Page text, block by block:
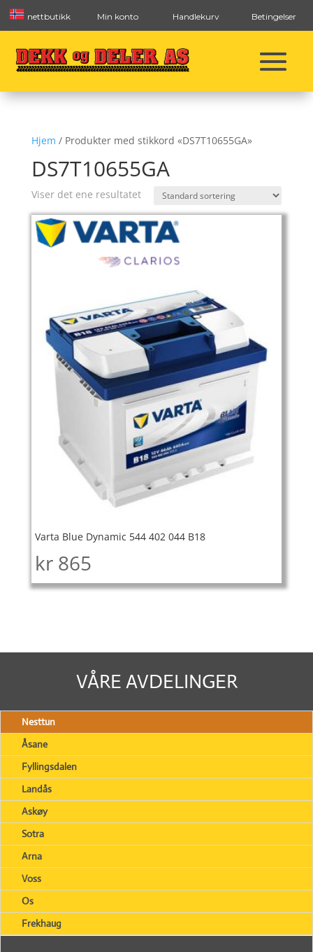
nettbutikk Min konto Handlekurv Betingelser
Hjem / Produkter med stikkord «DS7T10655GA»
DS7T10655GA
Viser det ene resultatet
Varta Blue Dynamic 544 402 044 B18
kr 865
VÅRE AVDELINGER
Nesttun
Åsane
Fyllingsdalen
Landås
Askøy
Sotra
Arna
Voss
Os
Frekhaug